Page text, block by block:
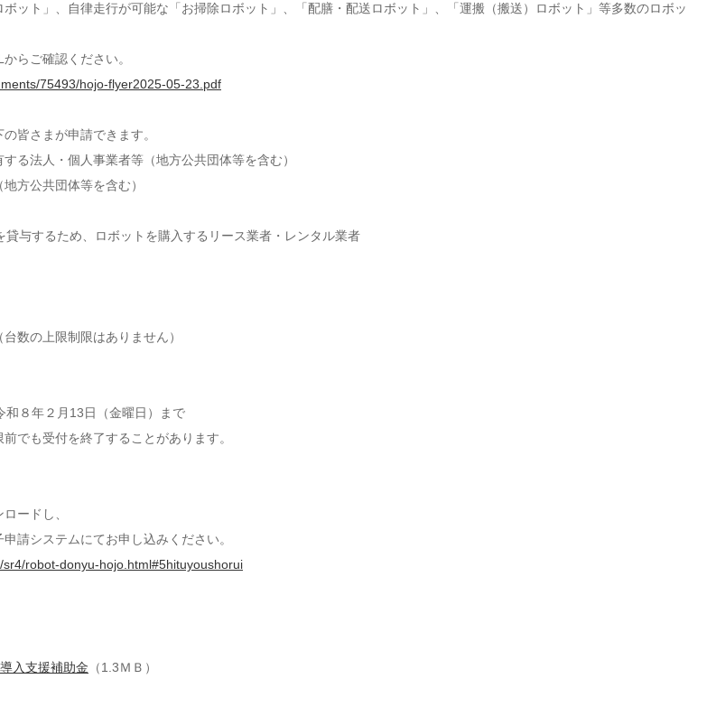
ット」、自律走行が可能な「お掃除ロボット」、「配膳・配送ロボット」、「運搬（搬送）ロボット」等多数のロボッ
らご確認ください。
75493/hojo-flyer2025-05-23.pdf
皆さまが申請できます。
る法人・個人事業者等（地方公共団体等を含む）
方公共団体等を含む）
貸与するため、ロボットを購入するリース業者・レンタル業者
数の上限制限はありません）
８年２月13日（金曜日）まで
でも受付を終了することがあります。
ードし、
請システムにてお申し込みください。
robot-donyu-hojo.html#5hituyoushorui
入支援補助金 （1.3ＭＢ）